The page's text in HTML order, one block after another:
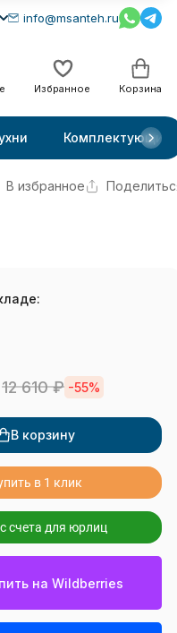
info@msanteh.ru
Избранное Корзина
Комплектующие
В избранное
12 610₽ -55%
В корзину
в 1 клик
счета для юрлиц
на Wildberries